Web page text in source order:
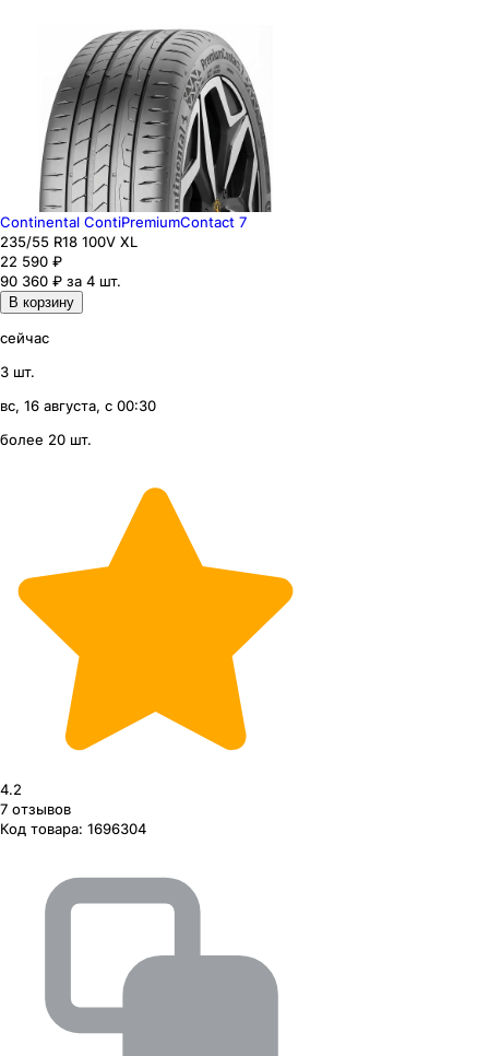
Continental ContiPremiumContact 7
235/55 R18 100V XL
22 590 ₽
90 360 ₽ за 4 шт.
В корзину
сейчас
3 шт.
вс, 16 августа, с 00:30
более 20 шт.
4.2
7 отзывов
Код товара: 1696304